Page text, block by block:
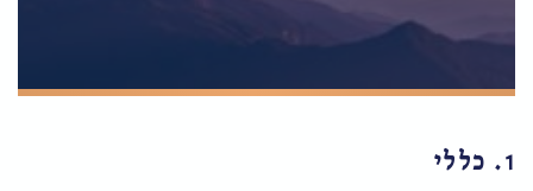
1. כללי